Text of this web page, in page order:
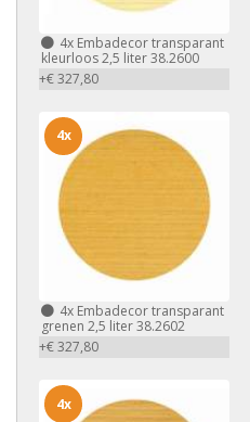
4x Embadecor transparant
kleurloos 2,5 liter 38.2600
+€ 327,80
4x Embadecor transparant
grenen 2,5 liter 38.2602
+€ 327,80
4x
4x